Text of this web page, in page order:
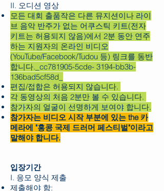
II. 오디션 영상
모든 대회 출품작은 다른 뮤지션이나 라이
브 음악 반주가 없는 어쿠스틱 키트(전자
키트는 허용되지 않음)에서 2분 동안 연주
하는 지원자의 온라인 비디오
(YouTube/Facebook/Tudou 등) 링크를 동반
합니다._cc781905-5cde- 3194-bb3b-
136bad5cf58d_
편집/접합은 허용되지 않습니다.
각 동영상의 처음 2분만 볼 수 있습니다.
참가자의 얼굴이 선명하게 보여야 합니다.
참가자는 비디오 시작 부분에 있는 the​ 카
메라에 "홍콩 국제 드러머 페스티벌"이라고
말해야 합니다.
입장기간
I. 응모 양식 제출
제출해야 함: